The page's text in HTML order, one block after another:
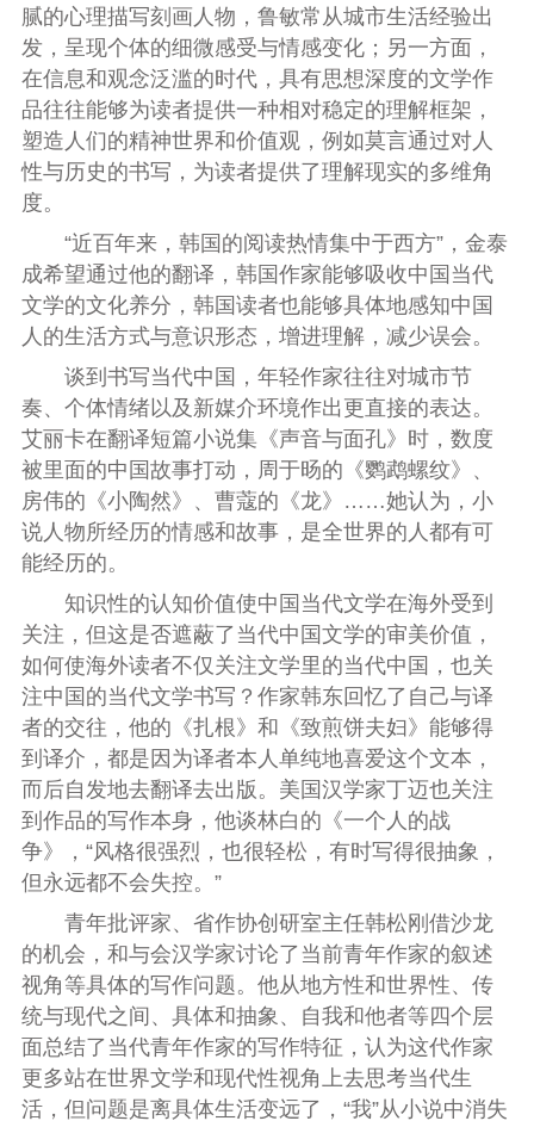
腻的心理描写刻画人物，鲁敏常从城市生活经验出
发，呈现个体的细微感受与情感变化；另一方面，
在信息和观念泛滥的时代，具有思想深度的文学作
品往往能够为读者提供一种相对稳定的理解框架，
塑造人们的精神世界和价值观，例如莫言通过对人
性与历史的书写，为读者提供了理解现实的多维角
度。
“近百年来，韩国的阅读热情集中于西方”，金泰
成希望通过他的翻译，韩国作家能够吸收中国当代
文学的文化养分，韩国读者也能够具体地感知中国
人的生活方式与意识形态，增进理解，减少误会。
谈到书写当代中国，年轻作家往往对城市节
奏、个体情绪以及新媒介环境作出更直接的表达。
艾丽卡在翻译短篇小说集《声音与面孔》时，数度
被里面的中国故事打动，周于旸的《鹦鹉螺纹》、
房伟的《小陶然》、曹蔻的《龙》……她认为，小
说人物所经历的情感和故事，是全世界的人都有可
能经历的。
知识性的认知价值使中国当代文学在海外受到
关注，但这是否遮蔽了当代中国文学的审美价值，
如何使海外读者不仅关注文学里的当代中国，也关
注中国的当代文学书写？作家韩东回忆了自己与译
者的交往，他的《扎根》和《致煎饼夫妇》能够得
到译介，都是因为译者本人单纯地喜爱这个文本，
而后自发地去翻译去出版。美国汉学家丁迈也关注
到作品的写作本身，他谈林白的《一个人的战
争》，“风格很强烈，也很轻松，有时写得很抽象，
但永远都不会失控。”
青年批评家、省作协创研室主任韩松刚借沙龙
的机会，和与会汉学家讨论了当前青年作家的叙述
视角等具体的写作问题。他从地方性和世界性、传
统与现代之间、具体和抽象、自我和他者等四个层
面总结了当代青年作家的写作特征，认为这代作家
更多站在世界文学和现代性视角上去思考当代生
活，但问题是离具体生活变远了，“我”从小说中消失